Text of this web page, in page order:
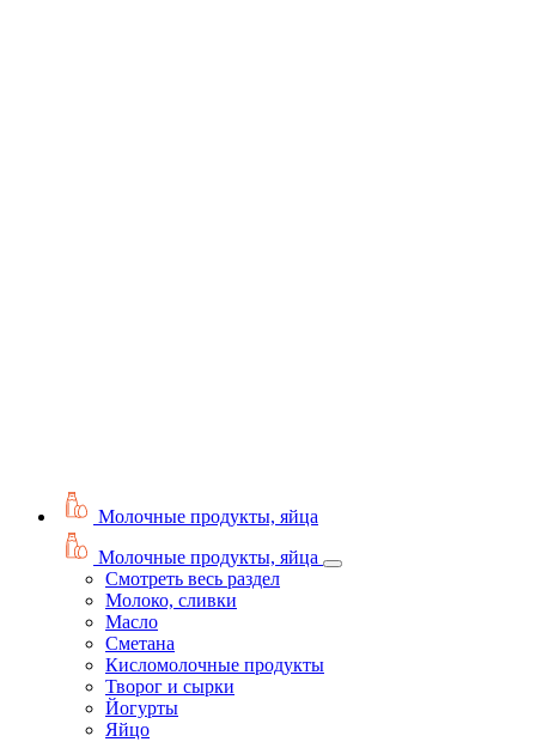
Молочные продукты, яйца
Молочные продукты, яйца
Смотреть весь раздел
Молоко, сливки
Масло
Сметана
Кисломолочные продукты
Творог и сырки
Йогурты
Яйцо